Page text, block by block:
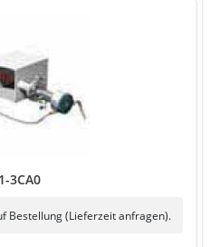
3CA0
Bestellung (Lieferzeit anfragen).